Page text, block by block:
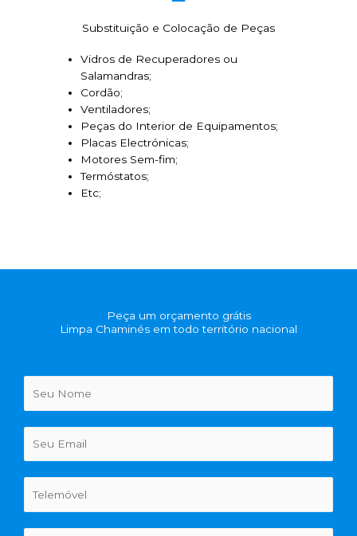
Substituição e Colocação de Peças
Vidros de Recuperadores ou
Salamandras;
Cordão;
Ventiladores;
Peças do Interior de Equipamentos;
Placas Electrónicas;
Motores Sem-fim;
Termóstatos;
Etc;
Peça um orçamento grátis
Limpa Chaminés em todo território nacional